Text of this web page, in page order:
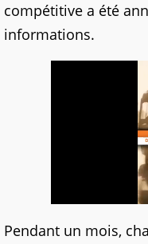
compétitive a été
informations.
Pendant un mois,